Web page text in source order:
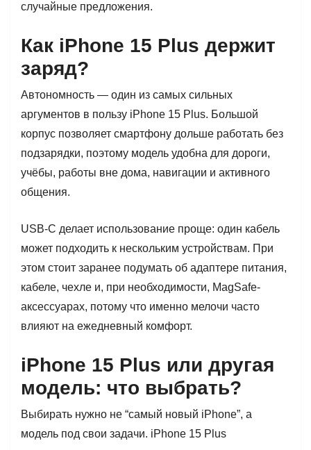
случайные предложения.
Как iPhone 15 Plus держит
заряд?
Автономность — один из самых сильных
аргументов в пользу iPhone 15 Plus. Большой
корпус позволяет смартфону дольше работать без
подзарядки, поэтому модель удобна для дороги,
учёбы, работы вне дома, навигации и активного
общения.
USB-C делает использование проще: один кабель
может подходить к нескольким устройствам. При
этом стоит заранее подумать об адаптере питания,
кабеле, чехле и, при необходимости, MagSafe-
аксессуарах, потому что именно мелочи часто
влияют на ежедневный комфорт.
iPhone 15 Plus или другая
модель: что выбрать?
Выбирать нужно не “самый новый iPhone”, а
модель под свои задачи. iPhone 15 Plus